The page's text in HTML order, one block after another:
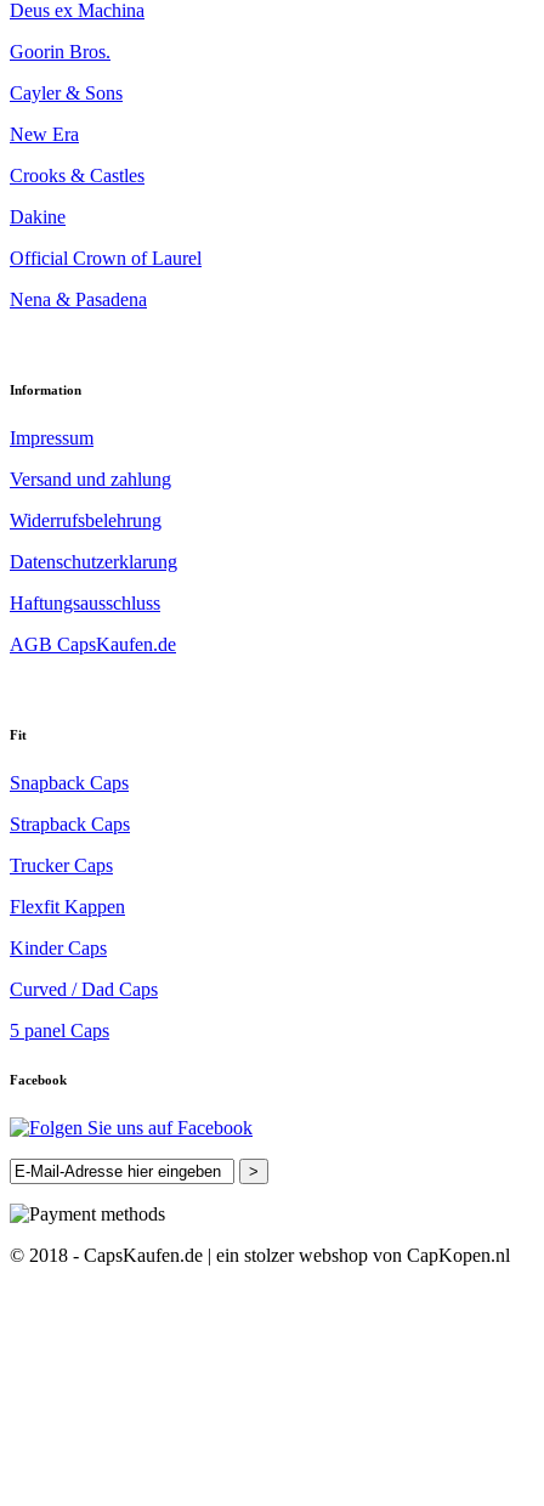
Deus ex Machina
Goorin Bros.
Cayler & Sons
New Era
Crooks & Castles
Dakine
Official Crown of Laurel
Nena & Pasadena
Information
Impressum
Versand und zahlung
Widerrufsbelehrung
Datenschutzerklarung
Haftungsausschluss
AGB CapsKaufen.de
Fit
Snapback Caps
Strapback Caps
Trucker Caps
Flexfit Kappen
Kinder Caps
Curved / Dad Caps
5 panel Caps
Facebook
>
© 2018 - CapsKaufen.de | ein stolzer webshop von CapKopen.nl